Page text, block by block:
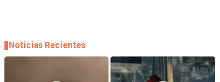
Noticias Recientes